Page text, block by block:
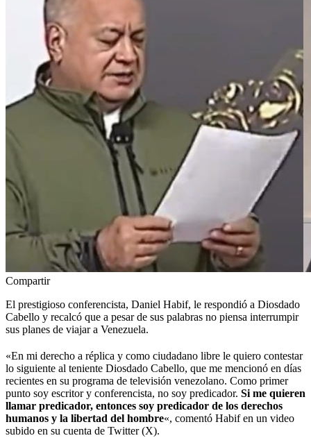
Compartir
El prestigioso conferencista, Daniel Habif, le respondió a Diosdado
Cabello y recalcó que a pesar de sus palabras no piensa interrumpir
sus planes de viajar a Venezuela.
«En mi derecho a réplica y como ciudadano libre le quiero contestar
lo siguiente al teniente Diosdado Cabello, que me mencionó en días
recientes en su programa de televisión venezolano. Como primer
punto soy escritor y conferencista, no soy predicador. Si me quieren
llamar predicador, entonces soy predicador de los derechos
humanos y la libertad del hombre«, comentó Habif en un video
subido en su cuenta de Twitter (X).